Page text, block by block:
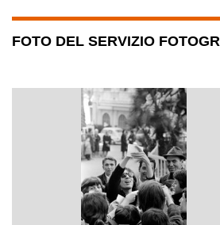
FOTO DEL SERVIZIO